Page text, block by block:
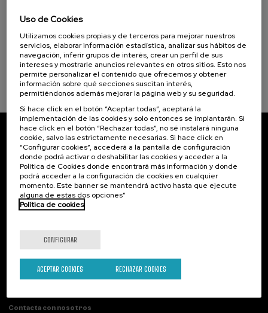
Objetivos de desarrollo sostenible
Incendios forestales ¿cómo afrontarlos? II
10 h. Español
...
DESDE 25 €
Últimas
plazas
Gratuito
Fecha
pasada
Lista
de
espera
Plazo
de
matrícula
finalizado
Suscríbete a nuestro boletín
Inscríbete para ser el primero/a en recibir las
novedades de UIK.
Suscribirse
Contacto
Paseo de Miraconcha, 48
Contacta con nosotros
Uso de Cookies
Utilizamos cookies propias y de terceros para mejorar nuestros
servicios, elaborar información estadística, analizar sus hábitos de
navegación, inferir grupos de interés, crear un perfil de sus
intereses y mostrarle anuncios relevantes en otros sitios. Esto nos
permite personalizar el contenido que ofrecemos y obtener
información sobre qué secciones suscitan interés,
permitiéndonos además mejorar la página web y su seguridad.
Si hace click en el botón “Aceptar todas”, aceptará la
implementación de las cookies y solo entonces se implantarán. Si
hace click en el botón “Rechazar todas”, no sé instalará ninguna
cookie, salvo las estrictamente necesarias. Si hace click en
“Configurar cookies”, accederá a la pantalla de configuración
donde podrá activar o deshabilitar las cookies y acceder a la
Política de Cookies donde encontrará más información y donde
podrá acceder a la configuración de cookies en cualquier
momento. Este banner se mantendrá activo hasta que ejecute
alguna de estas dos opciones”
Política de cookies
CONFIGURAR
RECHAZAR COOKIES
ACEPTAR COOKIES